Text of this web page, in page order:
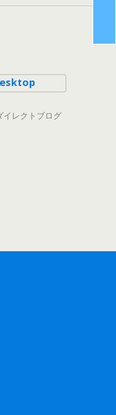
レクトブログ